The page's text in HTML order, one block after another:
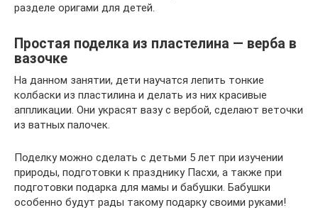
разделе оригами для детей.
Простая поделка из пластелина — верба в
вазочке
На данном занятии, дети научатся лепить тонкие
колбаски из пластилина и делать из них красивые
аппликации. Они украсят вазу с вербой, сделают веточки
из ватных палочек.
Поделку можно сделать с детьми 5 лет при изучении
природы, подготовки к празднику Пасхи, а также при
подготовки подарка для мамы и бабушки. Бабушки
особенно будут рады такому подарку своими руками!